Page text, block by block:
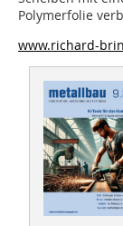
Polymerfolie
www.richard-